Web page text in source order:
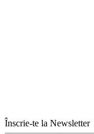
Înscrie-te la Newsletter